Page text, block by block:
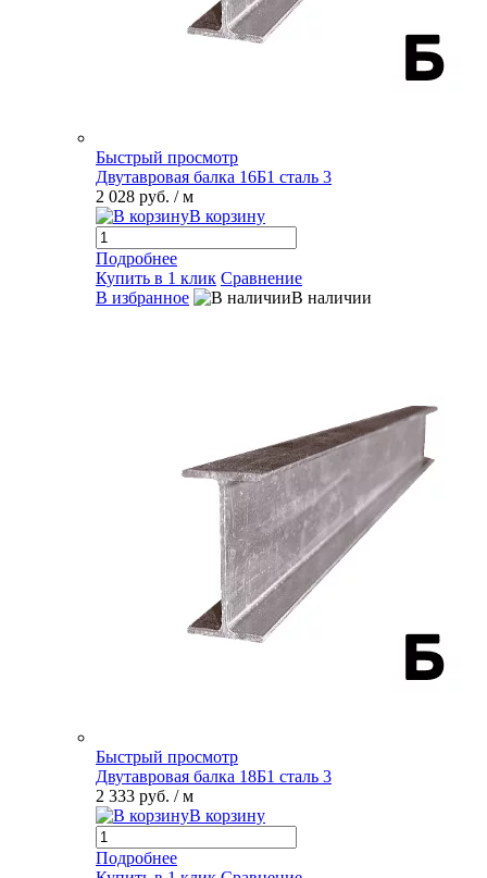
Быстрый просмотр
Двутавровая балка 16Б1 сталь 3
2 028 руб. / м
В корзину
Подробнее
Купить в 1 клик Сравнение
В избранное
В наличии
Быстрый просмотр
Двутавровая балка 18Б1 сталь 3
2 333 руб. / м
В корзину
Подробнее